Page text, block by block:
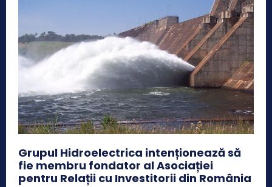
Grupul Hidroelectrica intenționează să
fie membru fondator al Asociației
pentru Relații cu Investitorii din România